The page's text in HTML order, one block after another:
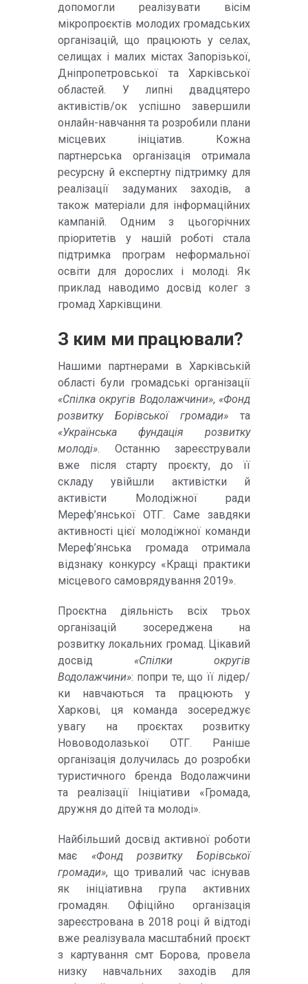
допомогли реалізувати вісім
мікропроєктів молодих громадських
організацій, що працюють у селах,
селищах і малих містах Запорізької,
Дніпропетровської та Харківської
областей. У липні двадцятеро
активістів/ок успішно завершили
онлайн-навчання та розробили плани
місцевих ініціатив. Кожна
партнерська організація отримала
ресурсну й експертну підтримку для
реалізації задуманих заходів, а
також матеріали для інформаційних
кампаній. Одним з цьогорічних
пріоритетів у нашій роботі стала
підтримка програм неформальної
освіти для дорослих і молоді. Як
приклад наводимо досвід колег з
громад Харківщини.
З ким ми працювали?
Нашими партнерами в Харківській
області були громадські організації
«Спілка округів Водолажчини», «Фонд
розвитку Борівської громади» та
«Українська фундація розвитку
молоді». Останню зареєстрували
вже після старту проєкту, до її
складу увійшли активістки й
активісти Молодіжної ради
Мереф’янської ОТГ. Саме завдяки
активності цієї молодіжної команди
Мереф’янська громада отримала
відзнаку конкурсу «Кращі практики
місцевого самоврядування 2019».
Проєктна діяльність всіх трьох
організацій зосереджена на
розвитку локальних громад. Цікавий
досвід «Спілки округів
Водолажчини»: попри те, що її лідер/
ки навчаються та працюють у
Харкові, ця команда зосереджує
увагу на проєктах розвитку
Нововодолазької ОТГ. Раніше
організація долучилась до розробки
туристичного бренда Водолажчини
та реалізації Ініціативи «Громада,
дружня до дітей та молоді».
Найбільший досвід активної роботи
має «Фонд розвитку Борівської
громади», що тривалий час існував
як ініціативна група активних
громадян. Офіційно організація
зареєстрована в 2018 році й відтоді
вже реалізувала масштабний проєкт
з картування смт Борова, провела
низку навчальних заходів для